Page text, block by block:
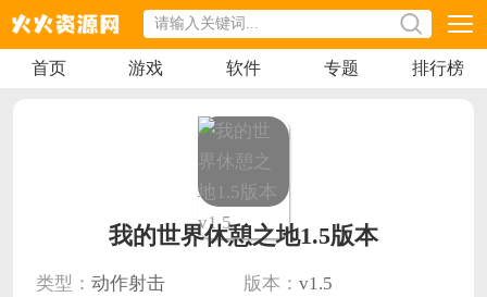
首页 游戏 软件 专题 排行榜
我的世界休憩之地1.5版本
类型： 动作射击 版本： v1.5